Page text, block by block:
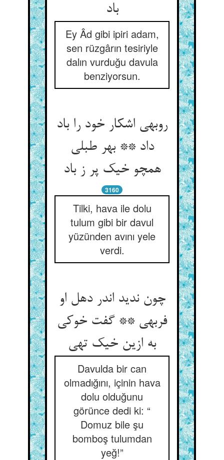
باد
Ey Âd gibi ipiri adam,
sen rüzgârın tesiriyle
dalın vurduğu davula
benziyorsun.
روبهی اشکار خود را باد
داد ** بهر طبلی
همچو خیک پر ز باد
3160
Tilki, hava ile dolu
tulum gibi bir davul
yüzünden avını yele
verdi.
چون ندید اندر دهل او
فربهی ** گفت خوکی
به ازین خیک تهی‏
Davulda bir can
olmadığını, içinin hava
dolu olduğunu
görünce dedi ki: “
Domuz bile şu
bomboş tulumdan
yeğ!”